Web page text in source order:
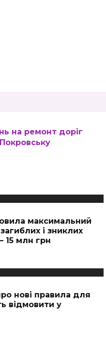
на ремонт доріг
максимальний
і зниклих
15 млн грн
нові правила для
відмовити у